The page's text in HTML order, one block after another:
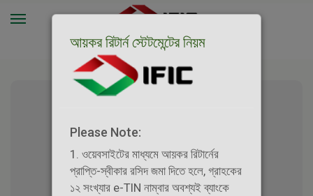
Income Tax Return Submit
Request
আয়কর রিটার্ন স্টেটমেন্টের নিয়ম
Please Note:
1. ওয়েবসাইটের মাধ্যমে আয়কর রিটার্নের
প্রাপ্তি-স্বীকার রসিদ জমা দিতে হলে, গ্রাহকের
১২ সংখ্যার e-TIN নাম্বার অবশ্যই ব্যাংকে